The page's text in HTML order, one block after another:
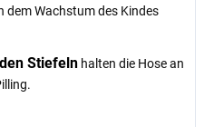
dem Wachstum des Kindes
Stiefeln halten die Hose an